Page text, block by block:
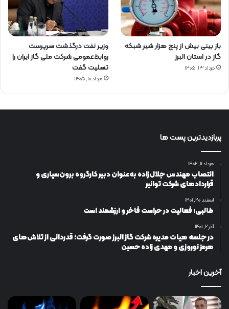
باز بینی بیش از پنج هزار شیر شبکه
گاز در استان البرز
مرداد ۱۳, ۱۴۰۵
وزیر نفت درگذشت سرپرست
روابط‌عمومی شرکت ملی گاز ایران را
تسلیت گفت
مرداد ۱۰, ۱۴۰۵
پربازدیدترین پست ها
مرداد ۱۱, ۱۴۰۲
انتصاب مهندس جلال‌زاده به‌عنوان دبیر كارگروه برون‌سپاری و
قراردادهای شركت توانیر
اسفند ۲۰, ۱۴۰۱
طالبی: فعالیت در حراست فاخر و ارزشمند است
آذر ۲, ۱۴۰۱
در جلسه هیات مدیره شرکت گاز البرز صورت گرفت؛ قدردانی از تلاش‌های
هرمز نوروزی و مهدی زاده حسین
آخرین اخبار